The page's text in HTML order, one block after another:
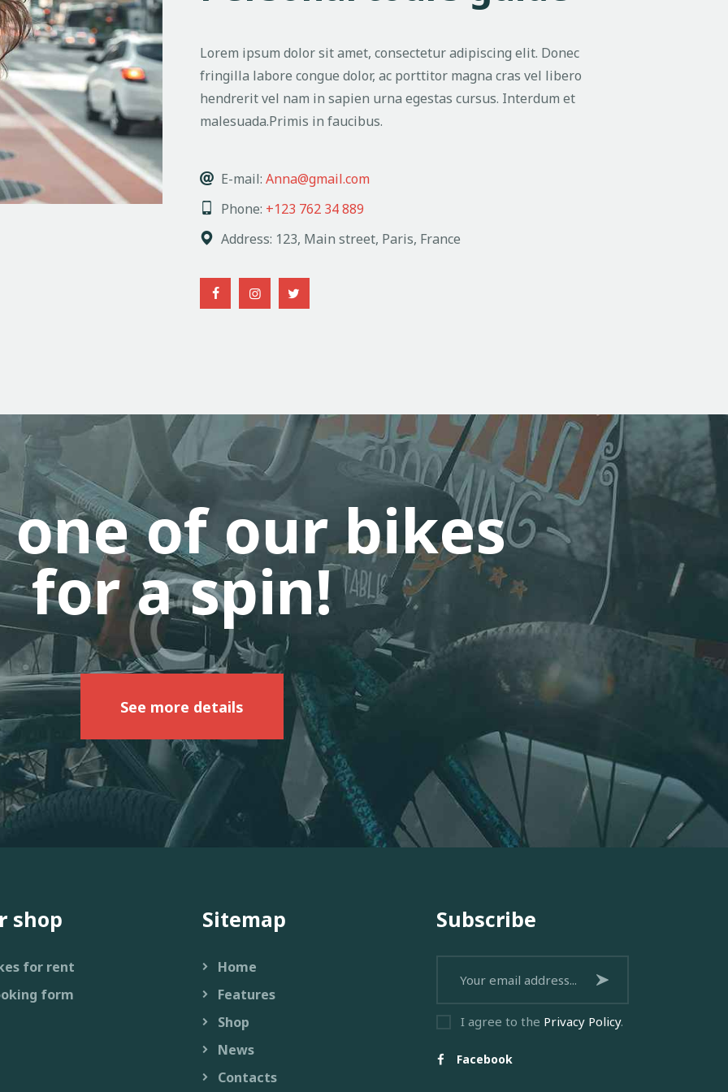
Lorem ipsum dolor sit amet, consectetur adipiscing elit. Donec
fringilla labore congue dolor, ac porttitor magna cras vel libero
hendrerit vel nam in sapien urna egestas cursus. Interdum et
malesuada.Primis in faucibus.
E-mail: Anna@gmail.com
Phone: +123 762 34 889
Address: 123, Main street, Paris, France
one of our bikes
for a spin!
See more details
shop
for rent
form
Sitemap
Home
Features
Shop
News
Contacts
Subscribe
Subscribe now
I agree to the Privacy Policy.
Facebook